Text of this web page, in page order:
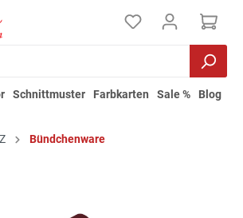
Schnittmuster Farbkarten Sale % Blog
Bündchenware